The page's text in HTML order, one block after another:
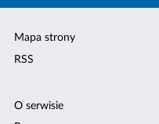
Mapa strony
RSS
O serwisie